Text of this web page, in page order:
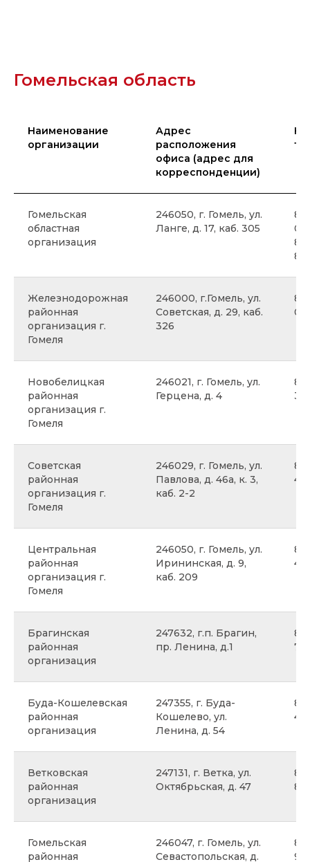
Гомельская область
Наименование
организации
Адрес
расположения
офиса (адрес для
корреспонденции)
Гомельская
областная
организация
246050, г. Гомель, ул.
Ланге, д. 17, каб. 305
8
00
8
80
Железнодорожная
районная
организация г.
Гомеля
246000, г.Гомель, ул.
Советская, д. 29, каб.
326
8
08
Новобелицкая
районная
организация г.
Гомеля
246021, г. Гомель, ул.
Герцена, д. 4
8
34
Советская
районная
организация г.
Гомеля
246029, г. Гомель, ул.
Павлова, д. 46а, к. 3,
каб. 2-2
8
40
Центральная
районная
организация г.
Гомеля
246050, г. Гомель, ул.
Ирининская, д. 9,
каб. 209
8
43
Брагинская
районная
организация
247632, г.п. Брагин,
пр. Ленина, д.1
8
75
Буда-Кошелевская
районная
организация
247355, г. Буда-
Кошелево, ул.
Ленина, д. 54
8
42
Ветковская
районная
организация
247131, г. Ветка, ул.
Октябрьская, д. 47
8
89
Гомельская
районная
246047, г. Гомель, ул.
Севастопольская, д.
8
91